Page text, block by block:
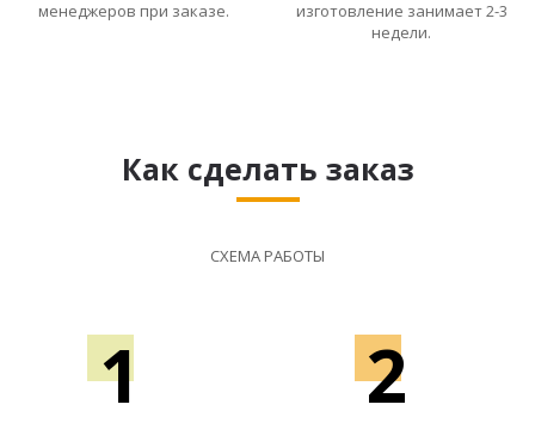
менеджеров при заказе.
изготовление занимает 2-3
недели.
Как сделать заказ
СХЕМА РАБОТЫ
1 2